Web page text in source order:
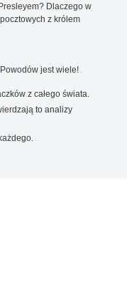
Dlaczego w
z królem
jest wiele!
z całego świata.
to analizy